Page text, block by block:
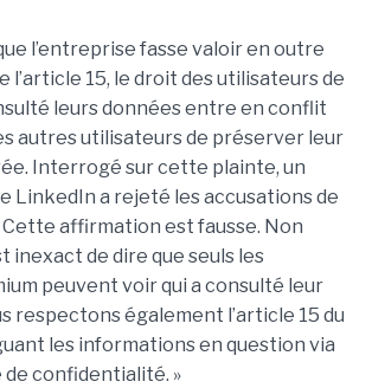
l’entreprise fasse valoir en outre
l’article 15, le droit des utilisateurs de
leurs données entre en conflit
autres utilisateurs de préserver leur
Interrogé sur cette plainte, un
LinkedIn a rejeté les accusations de
Cette affirmation est fausse. Non
inexact de dire que seuls les
peuvent voir qui a consulté leur
respectons également l’article 15 du
les informations en question via
confidentialité. »